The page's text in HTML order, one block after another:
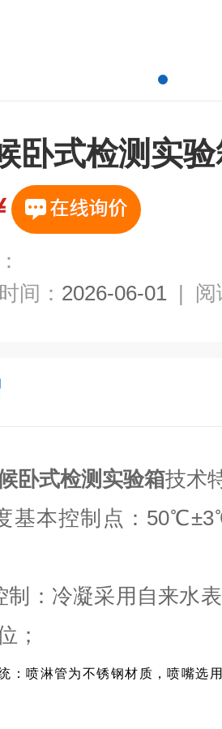
卧式检测实
间： 2026-06-01 | 阅
卧式检测实验箱技术
基本控制点：
制：冷凝采用自来水
；
：喷淋管为不锈钢材质，喷嘴选